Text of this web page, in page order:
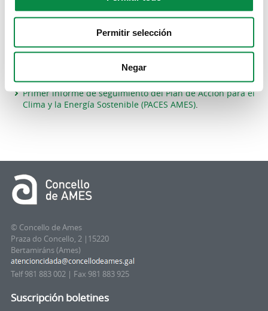
Permitir selección
Negar
necesaria correlación de algunas de las acciones
programadas en el tiempo, junto a la disponibilidad
financiera del Ayuntamiento y de otras fuentes de
financiación.
Plan de Acción para el Clima y la Energía Sostenible
Primer informe de seguimiento del Plan de Acción para el
Clima y la Energía Sostenible (PACES AMES).
© Concello de Ames
Praza do Concello, 2 |15220
Bertamiráns (Ames)
Telf 981 883 002 | Fax 981 883 925
Suscripción boletines